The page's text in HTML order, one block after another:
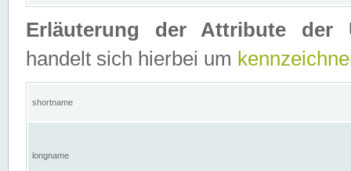
Erläuterung der Attribute der
handelt sich hierbei um
shortname
longname